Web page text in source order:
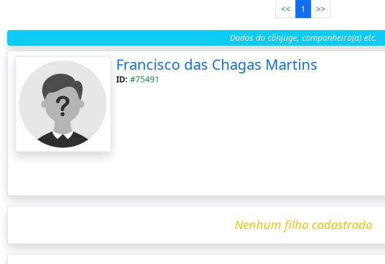
<<
1 >>
Dados do cônjuge, companheiro(a) etc.
Francisco das Chagas Martins
ID: #75491
Nenhum filho cadastrado